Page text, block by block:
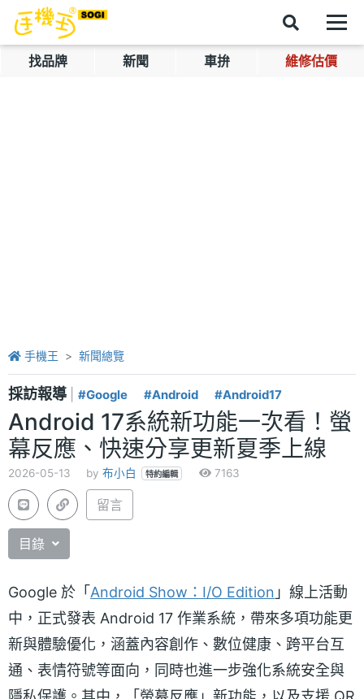
找品牌 新聞 車拚 維修估價
手機王 新聞總覽
採訪報導 #Google #Android #Android17
Android 17系統新功能一次看！螢
幕反應、快速分享更新夏季上線
2026-05-13 by 布小白 特約編輯 7163
留言
目錄
Google 於「Android Show：I/O Edition 」線上活動
中，正式發表 Android 17 作業系統，帶來多項功能更
新與體驗優化，涵蓋內容創作、數位健康、跨平台互
通、表情符號等面向，同時也進一步強化系統安全與